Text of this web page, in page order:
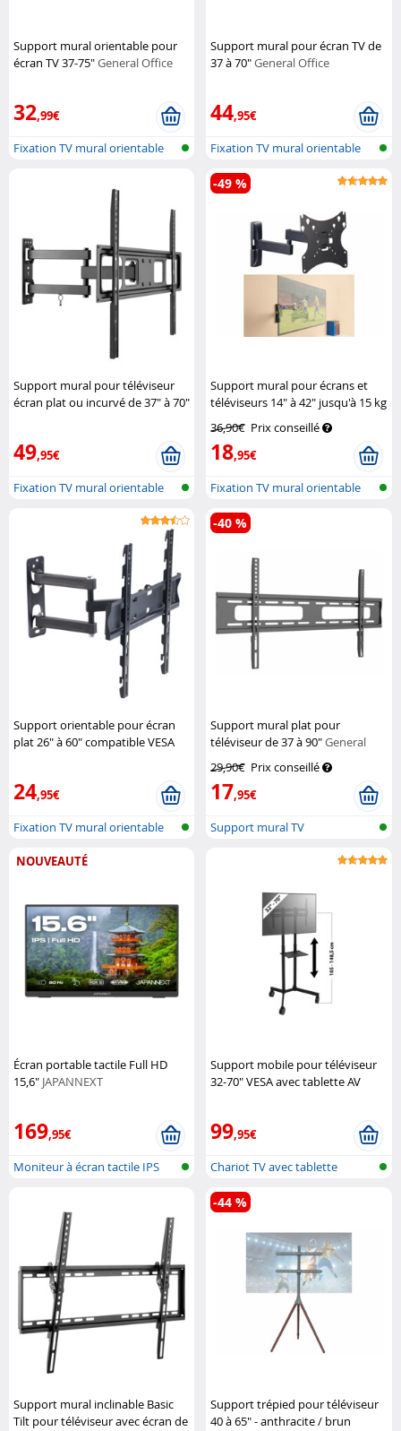
Support mural orientable pour
écran TV 37-75"General Office
32,99€
Fixation TV mural orientable
Support mural pour écran TV de
37 à 70"General Office
44,95€
Fixation TV mural orientable
Support mural pour téléviseur
écran plat ou incurvé de 37" à 70"
49,95€
Fixation TV mural orientable
Support mural pour écrans et
téléviseurs 14" à 42" jusqu'à 15 kg
36,90€ Prix conseillé
18,95€
-49 %
Fixation TV mural orientable
Support orientable pour écran
plat 26" à 60" compatible VESA
24,95€
Fixation TV mural orientable
Support mural plat pour
téléviseur de 37 à 90"General
29,90€ Prix conseillé
17,95€
-40 %
Support mural TV
NOUVEAUTÉ
Écran portable tactile Full HD
15,6" JAPANNEXT
169,95€
Moniteur à écran tactile IPS
Support mobile pour téléviseur
32-70" VESA avec tablette AV
99,95€
Chariot TV avec tablette
Support mural inclinable Basic
Tilt pour téléviseur avec écran de
Support trépied pour téléviseur
40 à 65" - anthracite / brun
-44 %